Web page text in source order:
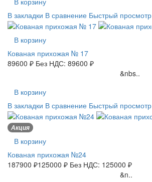
В закладки В сравнение Быстрый просмотр
В корзину
Кованая прихожая № 17
89600 ₽ Без НДС: 89600 ₽
&nbs..
В корзину
В закладки В сравнение Быстрый просмотр
Акция
В корзину
Кованая прихожая №24
187900 ₽125000 ₽ Без НДС: 125000 ₽
&n..